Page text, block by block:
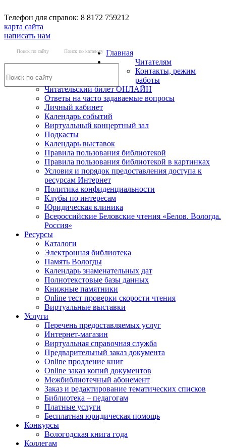
Телефон для справок: 8 8172 759212
карта сайта
написать нам
Поиск по сайту Поиск по каталогу Главная
Читателям
Контакты, режим
работы
Читательский билет ОНЛАЙН
Ответы на часто задаваемые вопросы
Личный кабинет
Календарь событий
Виртуальный концертный зал
Подкасты
Календарь выставок
Правила пользования библиотекой
Правила пользования библиотекой в картинках
Условия и порядок предоставления доступа к
ресурсам Интернет
Политика конфиденциальности
Клубы по интересам
Юридическая клиника
Всероссийские Беловские чтения «Белов. Вологда.
Россия»
Ресурсы
Каталоги
Электронная библиотека
Память Вологды
Календарь знаменательных дат
Полнотекстовые базы данных
Книжные памятники
Online тест проверки скорости чтения
Виртуальные выставки
Услуги
Перечень предоставляемых услуг
Интернет-магазин
Виртуальная справочная служба
Предварительный заказ документа
Online продление книг
Online заказ копий документов
Межбиблиотечный абонемент
Заказ и редактирование тематических списков
Библиотека – педагогам
Платные услуги
Бесплатная юридическая помощь
Конкурсы
Вологодская книга года
Коллегам